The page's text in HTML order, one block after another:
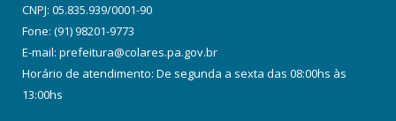
CNPJ: 05.835.939/0001-90
Fone: (91) 98201-9773
E-mail: prefeitura@colares.pa.gov.br
Horário de atendimento: De segunda a sexta das 08:00hs às
13:00hs